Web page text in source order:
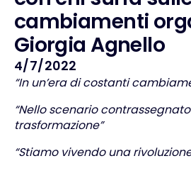
cambiamenti org
Giorgia Agnello
4/7/2022
“In un’era di costanti
“Nello scenario
trasformazione”
“Stiamo vivendo una